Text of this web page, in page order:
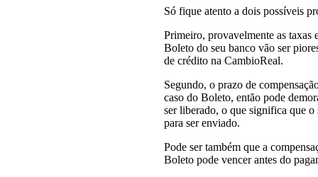
Só fique atento a dois possíveis
Primeiro, provavelmente as taxas
Boleto do seu banco vão ser
de crédito na CambioReal.
Segundo, o prazo de
caso do Boleto, então pode
ser liberado, o que significa que
para ser enviado.
Pode ser também que a
Boleto pode vencer antes do